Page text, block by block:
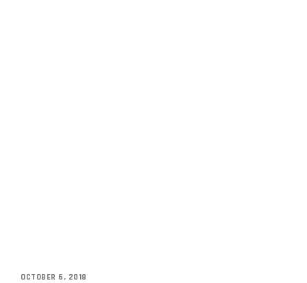
OCTOBER 6, 2018